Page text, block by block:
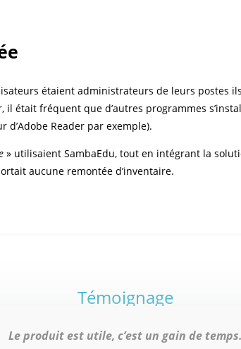
étaient administrateurs de leurs postes
il était fréquent que d’autres programmes
d’Adobe Reader par exemple).
» utilisaient SambaEdu, tout en intégrant la
aucune remontée d’inventaire.
Témoignage
Le produit est utile, c’est un gain de temps.